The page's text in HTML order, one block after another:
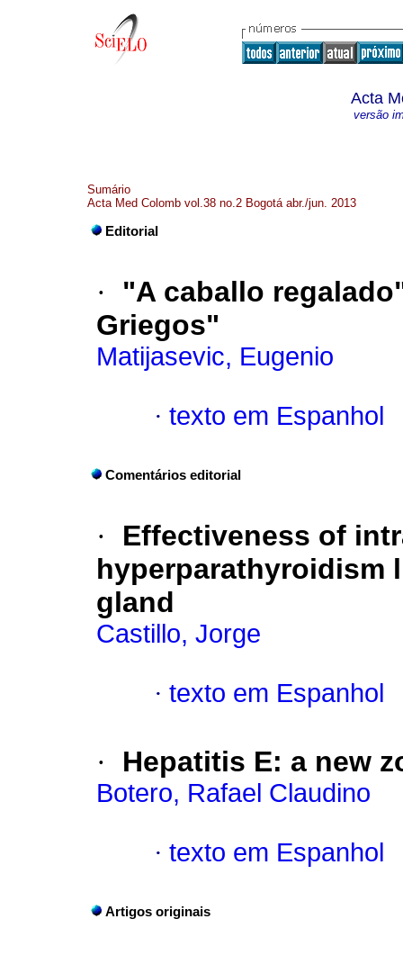
Acta
versão
Sumário
Acta Med Colomb vol.38 no.2 Bogotá abr./jun. 2013
Editorial
·
"A caballo
Griegos"
Matijasevic, Eugenio
· texto em Espanhol
Comentários editorial
·
Effectiveness of
hyperparathyroidism
gland
Castillo, Jorge
· texto em Espanhol
· Hepatitis E: a new
Botero, Rafael Claudino
· texto em Espanhol
Artigos originais